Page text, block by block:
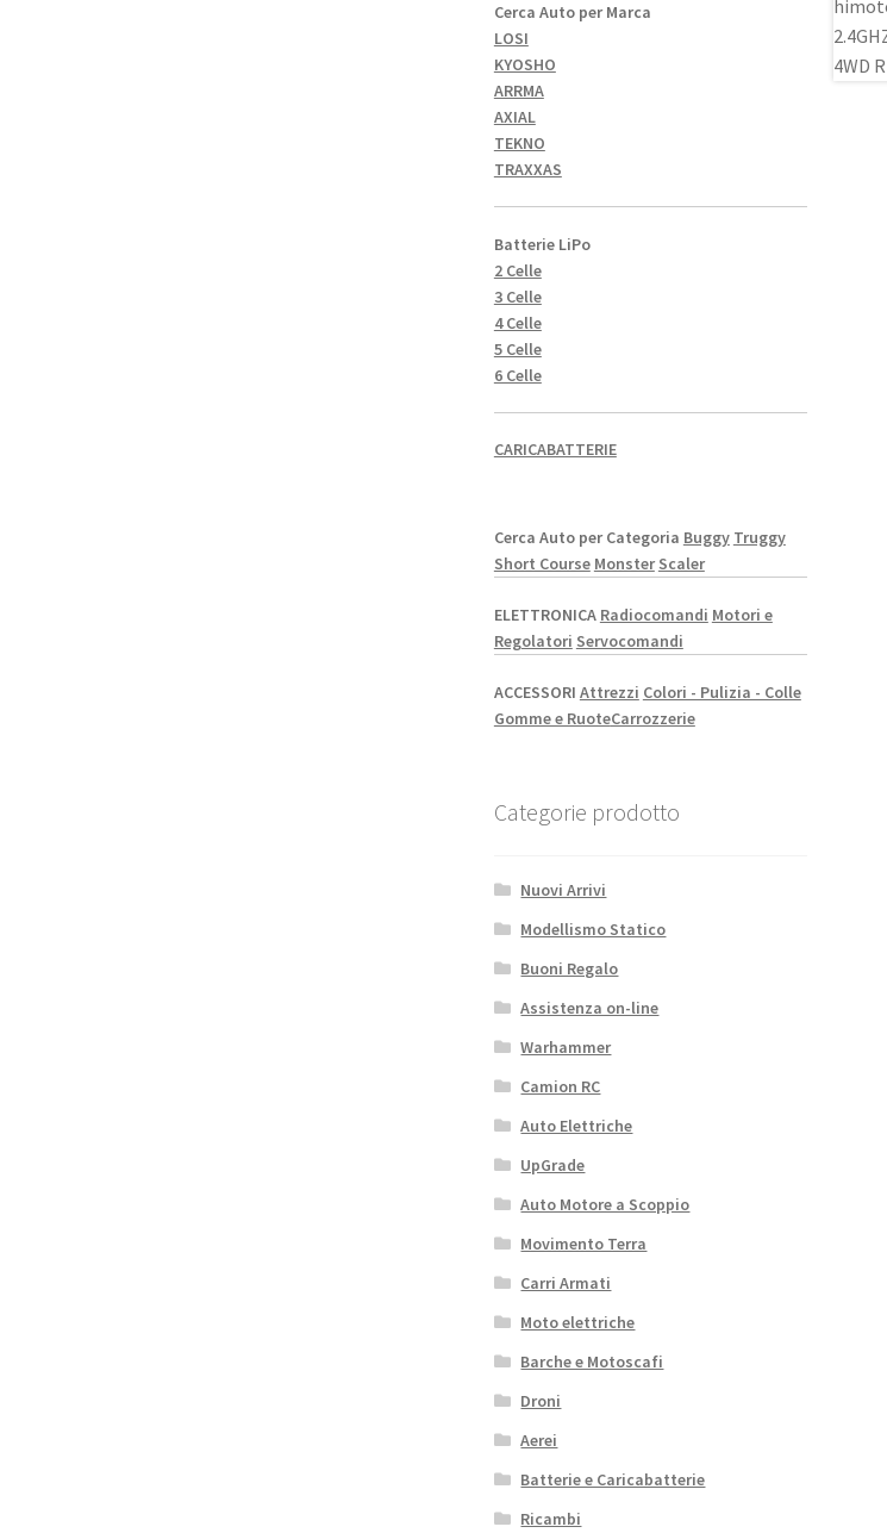
Cerca Auto per Marca
LOSI
KYOSHO
ARRMA
AXIAL
TEKNO
TRAXXAS
Batterie LiPo
2 Celle
3 Celle
4 Celle
5 Celle
6 Celle
CARICABATTERIE
Cerca Auto per Categoria Buggy Truggy
Short Course Monster Scaler
ELETTRONICA Radiocomandi Motori e
Regolatori Servocomandi
ACCESSORI Attrezzi Colori - Pulizia - Colle
Gomme e RuoteCarrozzerie
Categorie prodotto
Nuovi Arrivi
Modellismo Statico
Buoni Regalo
Assistenza on-line
Warhammer
Camion RC
Auto Elettriche
UpGrade
Auto Motore a Scoppio
Movimento Terra
Carri Armati
Moto elettriche
Barche e Motoscafi
Droni
Aerei
Batterie e Caricabatterie
Ricambi